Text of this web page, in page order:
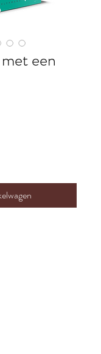
een